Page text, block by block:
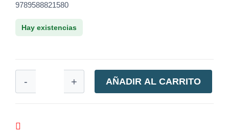
9789588821580
Hay existencias
- + AÑADIR AL CARRITO